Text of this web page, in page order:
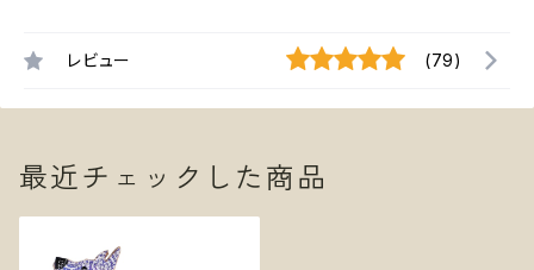
レビュー (79)
最近チェックした商品